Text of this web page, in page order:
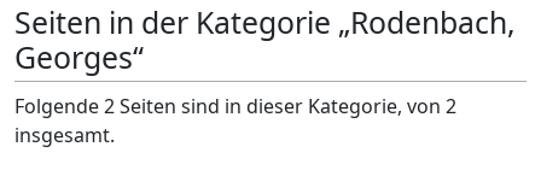
Seiten in der Kategorie „Rodenbach,
Georges“
Folgende 2 Seiten sind in dieser Kategorie, von 2
insgesamt.